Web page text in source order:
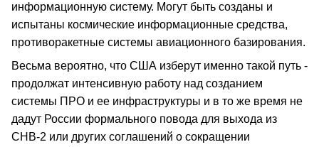
информационную систему. Могут быть созданы и
испытаны космические информационные средства,
противоракетные системы авиационного базирования.
Весьма вероятно, что США изберут именно такой путь -
продолжат интенсивную работу над созданием
системы ПРО и ее инфраструктуры и в то же время не
дадут России формального повода для выхода из
СНВ-2 или других соглашений о сокращении